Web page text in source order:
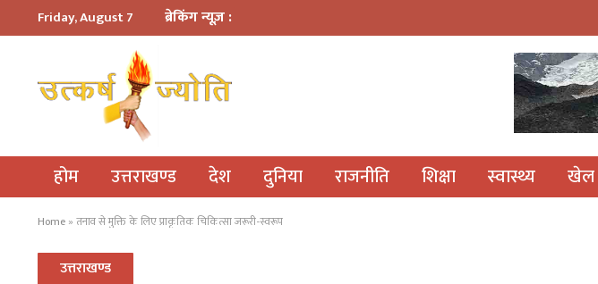
Friday, August 7 ब्रेकिंग न्यूज़ :
होम उत्तराखण्ड देश दुनिया राजनीति शिक्षा स्वास्थ्य खेल
Home » तनाव से मुक्ति के लिए प्राकृतिक चिकित्सा जरूरी-स्वरूप
उत्तराखण्ड